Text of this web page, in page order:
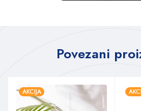
Povezani
AKCIJA